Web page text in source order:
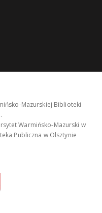
Mazurskiej Biblioteki
Warmińsko-Mazurski w
Publiczna w Olsztynie